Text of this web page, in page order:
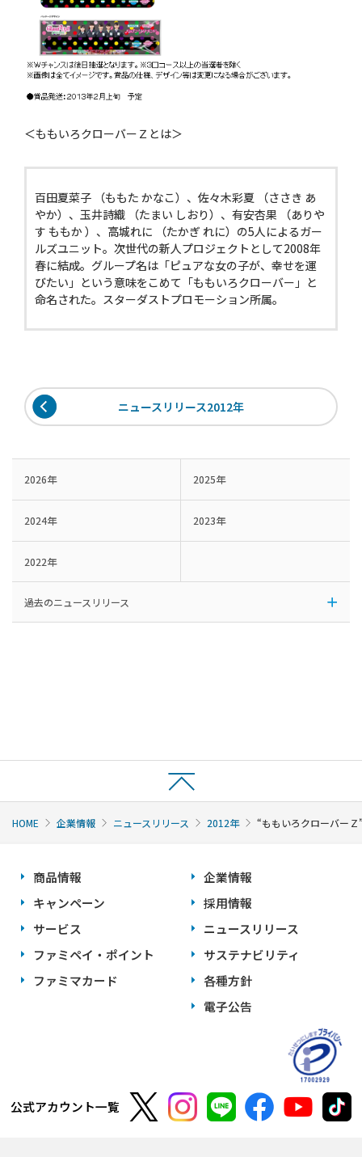
＜ももいろクローバーＺとは＞
百田夏菜子 （ももた かなこ）、佐々木彩夏 （ささき あ
やか）、玉井詩織 （たまい しおり）、有安杏果 （ありや
す ももか ）、高城れに （たかぎ れに）の5人によるガー
ルズユニット。次世代の新人プロジェクトとして2008年
春に結成。グループ名は「ピュアな女の子が、幸せを運
びたい」という意味をこめて「ももいろクローバー」と
命名された。スターダストプロモーション所属。
ニュースリリース2012年
2026年 2025年
2024年 2023年
2022年
過去のニュースリリース
HOME 企業情報 ニュースリリース 2012年 “ももいろクローバー
商品情報
キャンペーン
サービス
ファミペイ・ポイント
ファミマカード
企業情報
採用情報
ニュースリリース
サステナビリティ
各種方針
電子公告
公式アカウント一覧